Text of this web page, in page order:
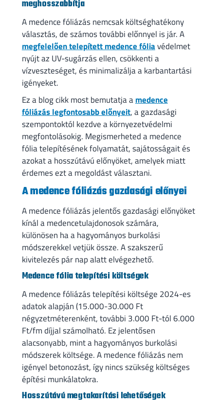
meghosszabbítja
A medence fóliázás nemcsak költséghatékony
választás, de számos további előnnyel is jár. A
megfelelően telepített medence fóliavédelmet
nyújt az UV-sugárzás ellen, csökkenti a
vízveszteséget, és minimalizálja a karbantartási
igényeket.
Ez a blog cikk most bemutatja amedence
fóliázás legfontosabb előnyeit, a gazdasági
szempontoktól kezdve a környezetvédelmi
megfontolásokig. Megismerheted a medence
fólia telepítésének folyamatát, sajátosságait és
azokat a hosszútávú előnyöket, amelyek miatt
érdemes ezt a megoldást választani.
A medence fóliázás gazdasági előnyei
A medence fóliázás jelentős gazdasági előnyöket
kínál a medencetulajdonosok számára,
különösen ha a hagyományos burkolási
módszerekkel vetjük össze. A szakszerű
kivitelezés pár nap alatt elvégezhető.
Medence fólia telepítési költségek
A medence fóliázás telepítési költsége 2024-es
adatok alapján (15.000-30.000 Ft
négyzetméterenként, további 3.000 Ft-tól 6.000
Ft/fm díjjal számolható. Ez jelentősen
alacsonyabb, mint a hagyományos burkolási
módszerek költsége. A medence fóliázás nem
igényel betonozást, így nincs szükség költséges
építési munkálatokra.
Hosszútávú megtakarítási lehetőségek